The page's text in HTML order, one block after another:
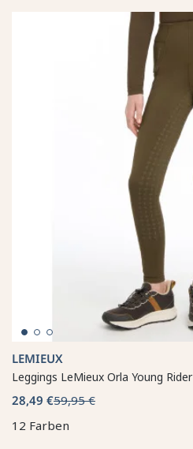
LEMIEUX
Leggings LeMieux Orla Young Rider
28,49 €59,95 €
12 Farben